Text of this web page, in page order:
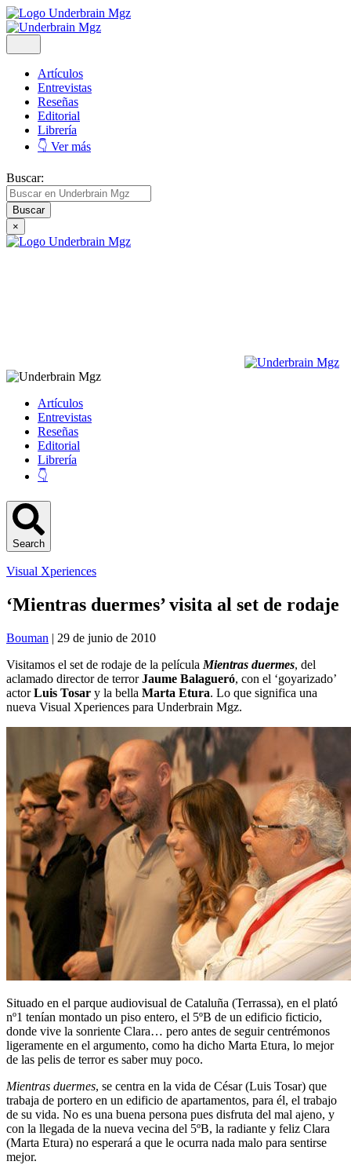
Artículos
Entrevistas
Reseñas
Editorial
Librería
👇 Ver más
Buscar:
×
Artículos
Entrevistas
Reseñas
Editorial
Librería
👇
Search
Visual Xperiences
‘Mientras duermes’ visita al set de rodaje
Bouman | 29 de junio de 2010
Visitamos el set de rodaje de la película Mientras duermes, del
aclamado director de terrorJaume Balagueró, con el ‘goyarizado’
actorLuis Tosar y la bella Marta Etura. Lo que significa una
nueva Visual Xperiences para Underbrain Mgz.
Situado en el parque audiovisual de Cataluña (Terrassa), en el plató
nº1 tenían montado un piso entero, el 5ºB de un edificio ficticio,
donde vive la sonriente Clara… pero antes de seguir centrémonos
ligeramente en el argumento, como ha dicho Marta Etura, lo mejor
de las pelis de terror es saber muy poco.
Mientras duermes, se centra en la vida de César (Luis Tosar) que
trabaja de portero en un edificio de apartamentos, para él, el trabajo
de su vida. No es una buena persona pues disfruta del mal ajeno, y
con la llegada de la nueva vecina del 5ºB, la radiante y feliz Clara
(Marta Etura) no esperará a que le ocurra nada malo para sentirse
mejor.